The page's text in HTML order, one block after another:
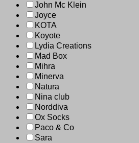
John Mc Klein
Joyce
KOTA
Koyote
Lydia Creations
Mad Box
Mihra
Minerva
Natura
Nina club
Norddiva
Ox Socks
Paco & Co
Sara